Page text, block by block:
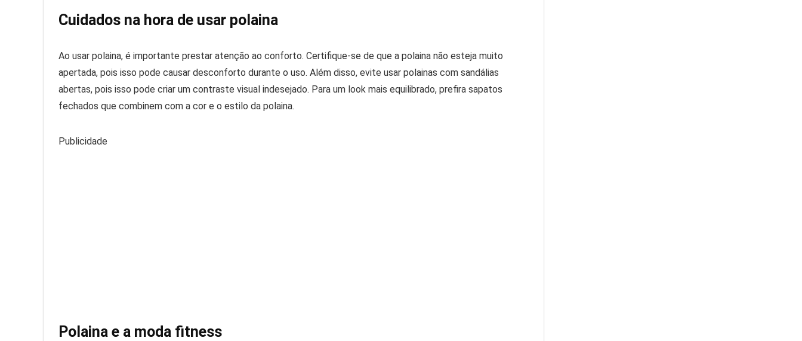
Cuidados na hora de usar polaina
Ao usar polaina, é importante prestar atenção ao conforto. Certifique-se de que a polaina não esteja muito
apertada, pois isso pode causar desconforto durante o uso. Além disso, evite usar polainas com sandálias
abertas, pois isso pode criar um contraste visual indesejado. Para um look mais equilibrado, prefira sapatos
fechados que combinem com a cor e o estilo da polaina.
Publicidade
Polaina e a moda fitness